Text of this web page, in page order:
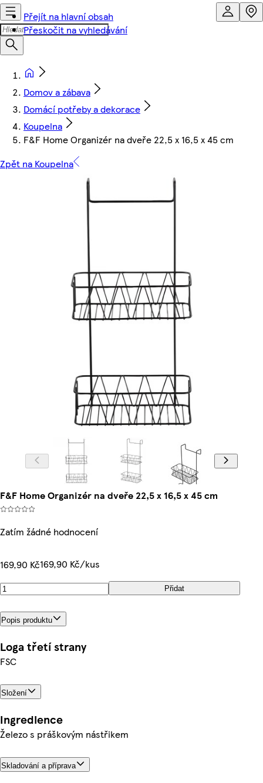
Přejít na hlavní obsah
Přeskočit na vyhledávání
Domov a zábava
Domácí potřeby a dekorace
Koupelna
F&F Home Organizér na dveře 22,5 x 16,5 x 45 cm
Zpět na Koupelna
F&F Home Organizér na dveře 22,5 x 16,5 x 45 cm
Zatím žádné hodnocení
169,90 Kč169,90 Kč/kus
Přidat
Popis produktu
Loga třetí strany
FSC
Složení
Ingredience
Železo s práškovým nástřikem
Skladování a příprava